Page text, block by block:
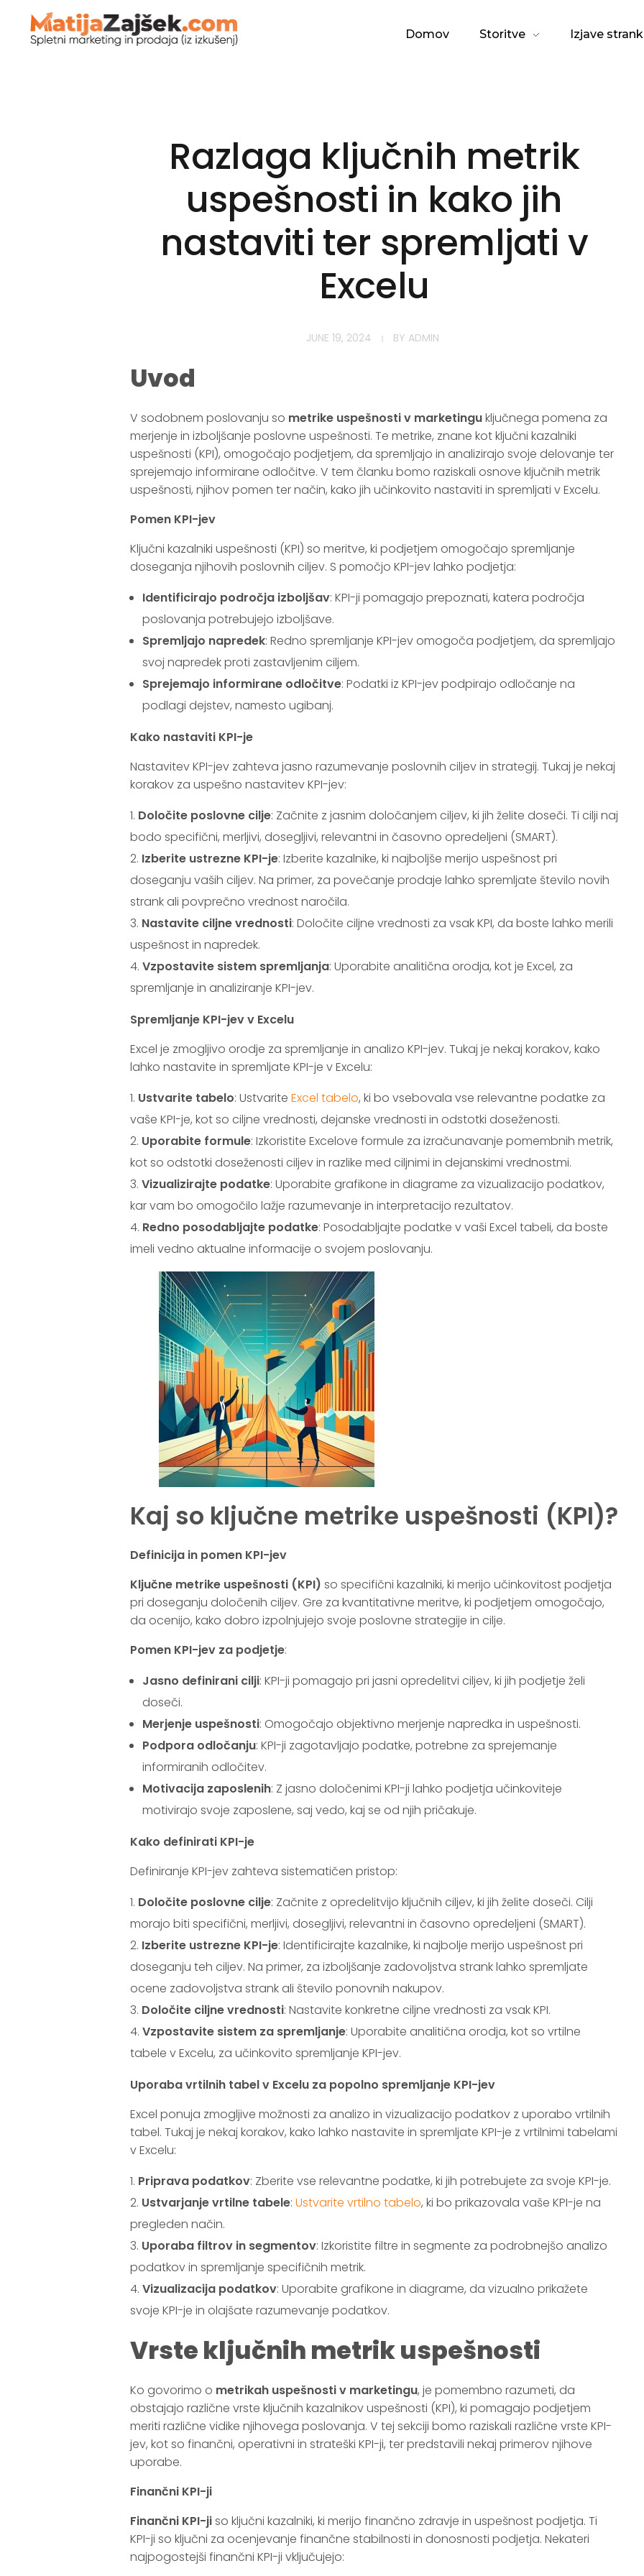
Domov Storitve Izjave strank
Razlaga ključnih metrik
uspešnosti in kako jih
nastaviti ter spremljati v
Excelu
JUNE 19, 2024 BY ADMIN
Uvod
V sodobnem poslovanju so metrike uspešnosti v marketinguključnega pomena za
merjenje in izboljšanje poslovne uspešnosti. Te metrike, znane kot ključni kazalniki
uspešnosti (KPI), omogočajo podjetjem, da spremljajo in analizirajo svoje delovanje ter
sprejemajo informirane odločitve. V tem članku bomo raziskali osnove ključnih metrik
uspešnosti, njihov pomen ter način, kako jih učinkovito nastaviti in spremljati v Excelu.
Pomen KPI-jev
Ključni kazalniki uspešnosti (KPI) so meritve, ki podjetjem omogočajo spremljanje
doseganja njihovih poslovnih ciljev. S pomočjo KPI-jev lahko podjetja:
Identificirajo področja izboljšav: KPI-ji pomagajo prepoznati, katera področja
poslovanja potrebujejo izboljšave.
Spremljajo napredek: Redno spremljanje KPI-jev omogoča podjetjem, da spremljajo
svoj napredek proti zastavljenim ciljem.
Sprejemajo informirane odločitve: Podatki iz KPI-jev podpirajo odločanje na
podlagi dejstev, namesto ugibanj.
Kako nastaviti KPI-je
Nastavitev KPI-jev zahteva jasno razumevanje poslovnih ciljev in strategij. Tukaj je nekaj
korakov za uspešno nastavitev KPI-jev:
Določite poslovne cilje: Začnite z jasnim določanjem ciljev, ki jih želite doseči. Ti cilji naj
bodo specifični, merljivi, dosegljivi, relevantni in časovno opredeljeni (SMART).
Izberite ustrezne KPI-je: Izberite kazalnike, ki najboljše merijo uspešnost pri
doseganju vaših ciljev. Na primer, za povečanje prodaje lahko spremljate število novih
strank ali povprečno vrednost naročila.
Nastavite ciljne vrednosti: Določite ciljne vrednosti za vsak KPI, da boste lahko merili
uspešnost in napredek.
Vzpostavite sistem spremljanja: Uporabite analitična orodja, kot je Excel, za
spremljanje in analiziranje KPI-jev.
Spremljanje KPI-jev v Excelu
Excel je zmogljivo orodje za spremljanje in analizo KPI-jev. Tukaj je nekaj korakov, kako
lahko nastavite in spremljate KPI-je v Excelu:
Ustvarite tabelo: Ustvarite Excel tabelo, ki bo vsebovala vse relevantne podatke za
vaše KPI-je, kot so ciljne vrednosti, dejanske vrednosti in odstotki doseženosti.
Uporabite formule: Izkoristite Excelove formule za izračunavanje pomembnih metrik,
kot so odstotki doseženosti ciljev in razlike med ciljnimi in dejanskimi vrednostmi.
Vizualizirajte podatke: Uporabite grafikone in diagrame za vizualizacijo podatkov,
kar vam bo omogočilo lažje razumevanje in interpretacijo rezultatov.
Redno posodabljajte podatke: Posodabljajte podatke v vaši Excel tabeli, da boste
imeli vedno aktualne informacije o svojem poslovanju.
Kaj so ključne metrike uspešnosti (KPI)?
Definicija in pomen KPI-jev
Ključne metrike uspešnosti (KPI) so specifični kazalniki, ki merijo učinkovitost podjetja
pri doseganju določenih ciljev. Gre za kvantitativne meritve, ki podjetjem omogočajo,
da ocenijo, kako dobro izpolnjujejo svoje poslovne strategije in cilje.
Pomen KPI-jev za podjetje:
Jasno definirani cilji: KPI-ji pomagajo pri jasni opredelitvi ciljev, ki jih podjetje želi
doseči.
Merjenje uspešnosti: Omogočajo objektivno merjenje napredka in uspešnosti.
Podpora odločanju: KPI-ji zagotavljajo podatke, potrebne za sprejemanje
informiranih odločitev.
Motivacija zaposlenih: Z jasno določenimi KPI-ji lahko podjetja učinkoviteje
motivirajo svoje zaposlene, saj vedo, kaj se od njih pričakuje.
Kako definirati KPI-je
Definiranje KPI-jev zahteva sistematičen pristop:
Določite poslovne cilje: Začnite z opredelitvijo ključnih ciljev, ki jih želite doseči. Cilji
morajo biti specifični, merljivi, dosegljivi, relevantni in časovno opredeljeni (SMART).
Izberite ustrezne KPI-je: Identificirajte kazalnike, ki najbolje merijo uspešnost pri
doseganju teh ciljev. Na primer, za izboljšanje zadovoljstva strank lahko spremljate
ocene zadovoljstva strank ali število ponovnih nakupov.
Določite ciljne vrednosti: Nastavite konkretne ciljne vrednosti za vsak KPI.
Vzpostavite sistem za spremljanje: Uporabite analitična orodja, kot so vrtilne
tabele v Excelu, za učinkovito spremljanje KPI-jev.
Uporaba vrtilnih tabel v Excelu za popolno spremljanje KPI-jev
Excel ponuja zmogljive možnosti za analizo in vizualizacijo podatkov z uporabo vrtilnih
tabel. Tukaj je nekaj korakov, kako lahko nastavite in spremljate KPI-je z vrtilnimi tabelami
v Excelu:
Priprava podatkov: Zberite vse relevantne podatke, ki jih potrebujete za svoje KPI-je.
Ustvarjanje vrtilne tabele: Ustvarite vrtilno tabelo, ki bo prikazovala vaše KPI-je na
pregleden način.
Uporaba filtrov in segmentov: Izkoristite filtre in segmente za podrobnejšo analizo
podatkov in spremljanje specifičnih metrik.
Vizualizacija podatkov: Uporabite grafikone in diagrame, da vizualno prikažete
svoje KPI-je in olajšate razumevanje podatkov.
Vrste ključnih metrik uspešnosti
Ko govorimo o metrikah uspešnosti v marketingu, je pomembno razumeti, da
obstajajo različne vrste ključnih kazalnikov uspešnosti (KPI), ki pomagajo podjetjem
meriti različne vidike njihovega poslovanja. V tej sekciji bomo raziskali različne vrste KPI-
jev, kot so finančni, operativni in strateški KPI-ji, ter predstavili nekaj primerov njihove
uporabe.
Finančni KPI-ji
Finančni KPI-jiso ključni kazalniki, ki merijo finančno zdravje in uspešnost podjetja. Ti
KPI-ji so ključni za ocenjevanje finančne stabilnosti in donosnosti podjetja. Nekateri
najpogostejši finančni KPI-ji vključujejo: